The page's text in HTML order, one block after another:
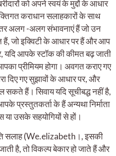
को अपने स्वयं के मुद्दों के आधार
कराधान सलाहकारों के साथ
अलग -अलग संभावनाएं हैं जो उन
जो इक्विटी के आधार पर हैं और आप
यदि आपके स्टॉक की कीमत बढ़ जाती
प्रीमियम होगा। अवगत कराए गए
दिए गए सुझावों के आधार पर, और
सकते हैं। सिवाय यदि सूचीबद्ध नहीं है,
प्रस्तुतकर्ता के हैं अन्यथा निर्माता
उसके सहयोगियों से हों।
सलाह (We.elizabeth।, इसकी
है, तो विकल्प बेकार हो जाते हैं और